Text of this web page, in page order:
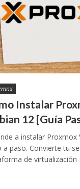
Instalar
12 [Guía
a instalar Proxmox
a paso. Convierte tu
de virtualización